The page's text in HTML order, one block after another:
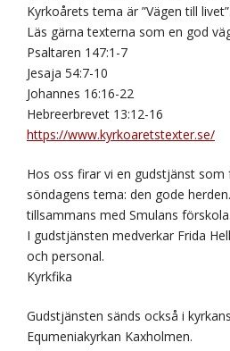
Kyrkoårets tema är ”Vägen till livet”.
Läs gärna texterna som en god
Psaltaren 147:1-7
Jesaja 54:7-10
Johannes 16:16-22
Hebreerbrevet 13:12-16
https://www.kyrkoaretstexter.se/
Hos oss firar vi en gudstjänst
söndagens tema: den gode
tillsammans med Smulans förskola.
I gudstjänsten medverkar Frida
och personal.
Kyrkfika
Gudstjänsten sänds också i
Equmeniakyrkan Kaxholmen.